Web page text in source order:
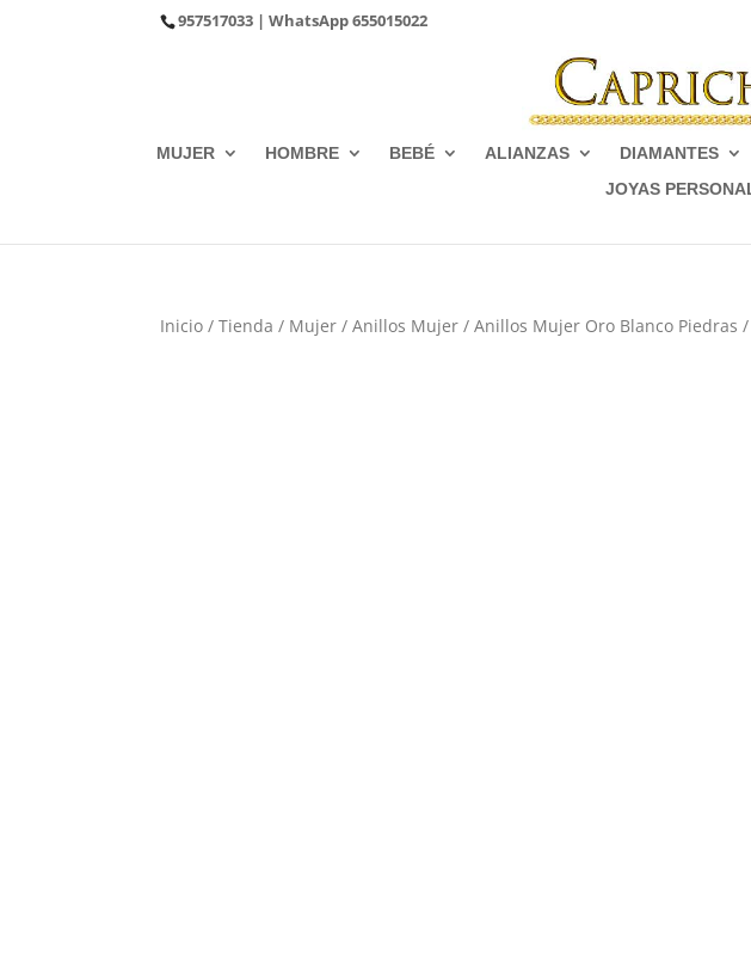
957517033 | WhatsApp655015022
MUJER HOMBRE BEBÉ ALIANZAS DIAMANTES
JOYAS
Inicio /Tienda / Mujer /Anillos Mujer /Anillos Mujer Oro Blanco Piedras /